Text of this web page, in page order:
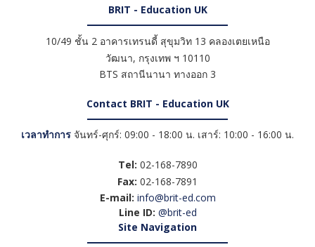
BRIT - Education UK
10/49 ชั้น 2 อาคารเทรนดี้ สุขุมวิท 13 คลองเตยเหนือ
วัฒนา, กรุงเทพ ฯ 10110
BTS สถานีนานา ทางออก 3
Contact BRIT - Education UK
เวลาทำการ จันทร์-ศุกร์: 09:00 - 18:00 น. เสาร์: 10:00 - 16:00 น.
Tel: 02-168-7890
Fax: 02-168-7891
E-mail: info@brit-ed.com
Line ID: @brit-ed
Site Navigation